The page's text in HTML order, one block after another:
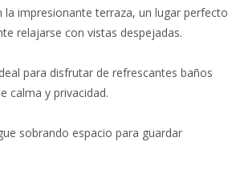
impresionante terraza, un lugar perfecto
relajarse con vistas despejadas.
para disfrutar de refrescantes baños
calma y privacidad.
sobrando espacio para guardar